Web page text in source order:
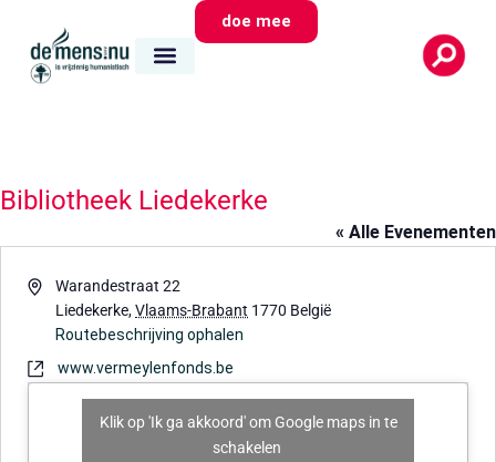
doe mee
Bibliotheek Liedekerke
« Alle Evenementen
AdresWarandestraat 22
Liedekerke,Vlaams-Brabant 1770 België
Routebeschrijving ophalen
Websitewww.vermeylenfonds.be
Klik op 'Ik ga akkoord' om Google maps in te
schakelen